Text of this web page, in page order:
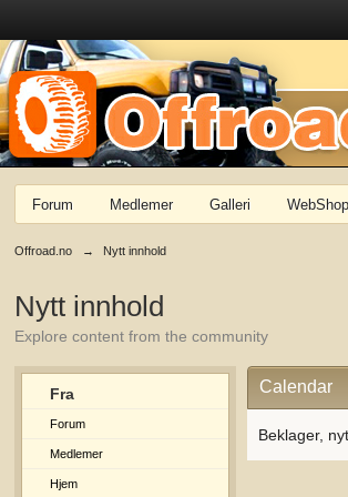
Forum Medlemer Galleri WebShop
Offroad.no → Nytt innhold
Nytt innhold
Explore content from the community
Fra
Forum
Medlemer
Hjem
Calendar
Beklager,